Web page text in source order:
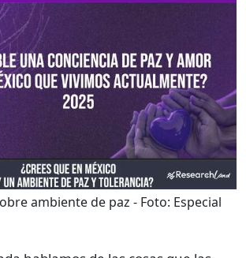
ambiente de paz - Foto: Especial